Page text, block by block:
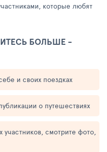
которые любят
БОЛЬШЕ -
и своих поездках
о путешествиях
участников, смотрите фото,